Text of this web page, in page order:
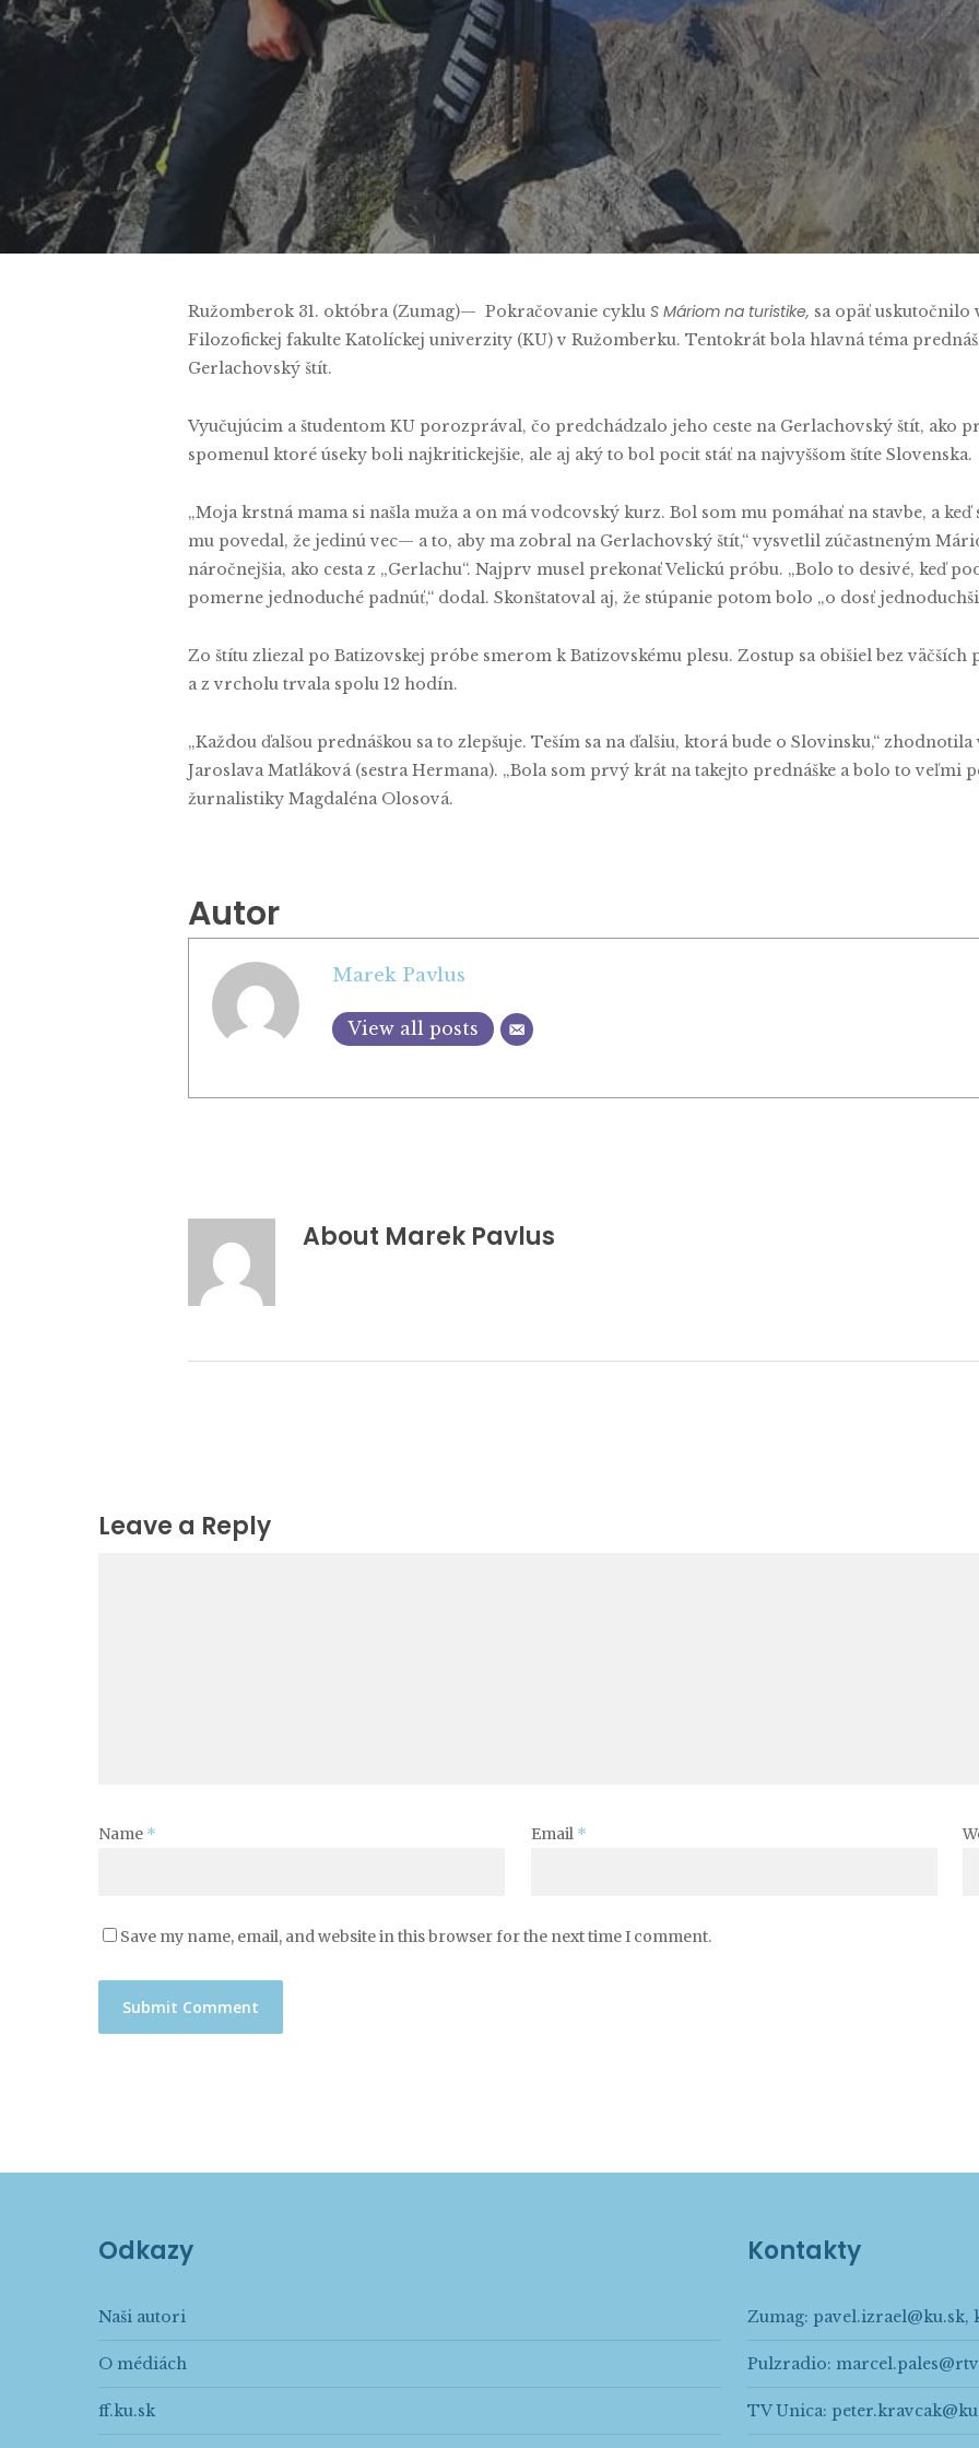
By Marek Pavlus No Comments
Ružomberok 31. októbra (Zumag)— Pokračovanie cyklu S Máriom na turistike, sa opäť uskutočnilo
Filozofickej fakulte Katolíckej univerzity (KU) v Ružomberku. Tentokrát bola hlavná téma
Gerlachovský štít.
Vyučujúcim a študentom KU porozprával, čo predchádzalo jeho ceste na Gerlachovský štít, ako
spomenul ktoré úseky boli najkritickejšie, ale aj aký to bol pocit stáť na najvyššom štíte Slovenska.
„Moja krstná mama si našla muža a on má vodcovský kurz. Bol som mu pomáhať na stavbe, a keď
mu povedal, že jedinú vec— a to, aby ma zobral na Gerlachovský štít,“ vysvetlil zúčastneným
náročnejšia, ako cesta z „Gerlachu“. Najprv musel prekonať Velickú próbu. „Bolo to desivé, keď
pomerne jednoduché padnúť,“ dodal. Skonštatoval aj, že stúpanie potom bolo „o dosť
Zo štítu zliezal po Batizovskej próbe smerom k Batizovskému plesu. Zostup sa obišiel bez
a z vrcholu trvala spolu 12 hodín.
„Každou ďalšou prednáškou sa to zlepšuje. Teším sa na ďalšiu, ktorá bude o Slovinsku,“
Jaroslava Matláková (sestra Hermana). „Bola som prvý krát na takejto prednáške a bolo to veľmi
žurnalistiky Magdaléna Olosová.
Autor
Marek Pavlus
View all posts
About Marek Pavlus
Leave a Reply
Name * Email *
Save my name, email, and website in this browser for the next time I comment.
Odkazy
Naši autori
O médiách
ff.ku.sk
Kontakty
Zumag: pavel.izrael@ku.sk,
Pulzradio:
TV Unica: